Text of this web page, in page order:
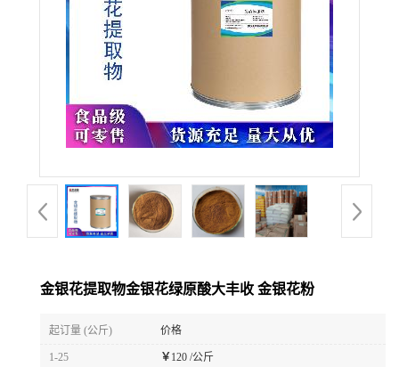
金银花提取物金银花绿原酸大丰收 金银花粉
起订量 (公斤) 价格
1-25 ￥120 /公斤